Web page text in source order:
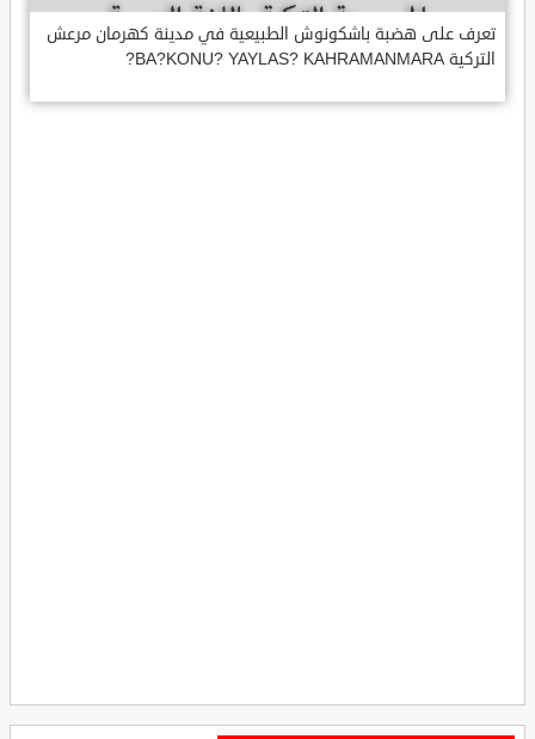
تعرف على هضبة باشكونوش الطبيعية في مدينة كهرمان مرعش
التركية BA?KONU? YAYLAS? KAHRAMANMARA?